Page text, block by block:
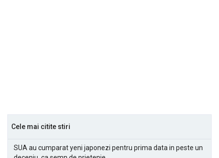
Cele mai citite stiri
SUA au cumparat yeni japonezi pentru prima data in peste un